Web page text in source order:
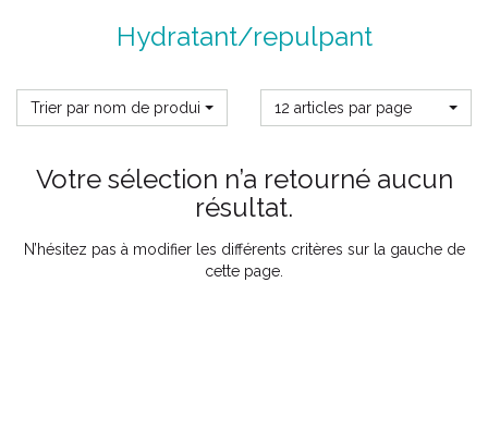
Hydratant/repulpant
Trier par nom de produit 12 articles par page
Votre sélection n’a retourné aucun
résultat.
N’hésitez pas à modifier les différents critères sur la gauche de
cette page.